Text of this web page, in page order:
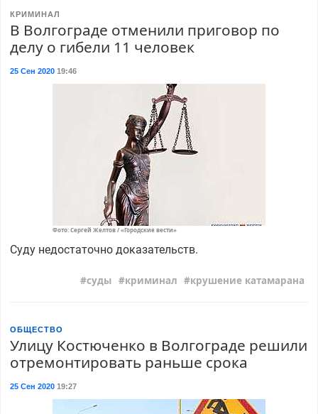
КРИМИНАЛ
В Волгограде отменили приговор по
делу о гибели 11 человек
25 Сен 202019:46
Фото: Сергей Желтов / «Городские вести»
Суду недостаточно доказательств.
суды криминал крушение катамарана
ОБЩЕСТВО
Улицу Костюченко в Волгограде решили
отремонтировать раньше срока
25 Сен 202019:27